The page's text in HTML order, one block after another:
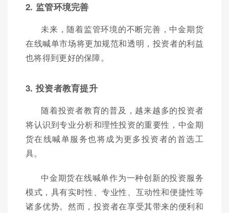
2. 监管环境完善
未来，随着监管环境的不断完善，中金期货
在线喊单市场将更加规范和透明，投资者的利益
也将得到更好的保障。
3. 投资者教育提升
随着投资者教育的普及，越来越多的投资者
将认识到专业分析和理性投资的重要性，中金期
货在线喊单服务也将成为更多投资者的首选工
具。
中金期货在线喊单作为一种创新的投资服务
模式，具有实时性、专业性、互动性和便捷性等
诸多优势。然而，投资者在享受其带来的便利和